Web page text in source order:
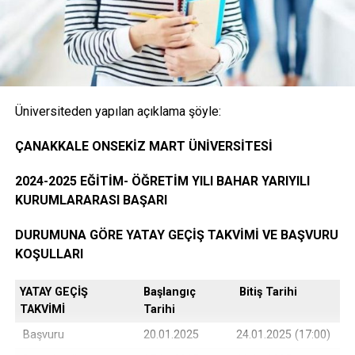
Onaylı Not belgesi (transkript); başvuruda bulunan
öğrencinin ayrılacağı kurumda okuduğu bütün
dersleri ve bu derslerden aldığı notları gösteren
belge.( E-Devlet, Elektronik imza ya da Islak İmzalı)
Öğrencinin yerleştiği yıldaki LYS ve ÖSYS Sonuç
ÖSYM Yerleştirme Belgesi. (İnternet çıktısı)
DGS ile yerleşen öğrencilerin DGS Sonuç belgesi
Üniversiteden yapılan açıklama şöyle:
ÇANAKKALE ONSEKİZ MART ÜNİVERSİTESİ
2024-2025 EĞİTİM- ÖĞRETİM YILI BAHAR YARIYILI
KURUMLARARASI BAŞARI
DURUMUNA GÖRE YATAY GEÇİŞ TAKVİMİ VE BAŞVURU
KOŞULLARI
YATAY GEÇİŞ
TAKVİMİ
Başlangıç
Tarihi
Bitiş Tarihi
Başvuru 20.01.2025
24.01.2025 (17:00)